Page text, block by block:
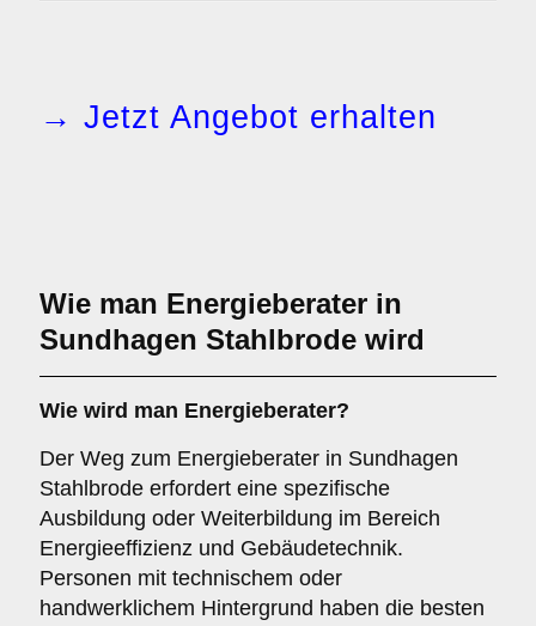
→ Jetzt Angebot erhalten
Wie man Energieberater in
Sundhagen Stahlbrode wird
Wie wird man Energieberater?
Der Weg zum Energieberater in Sundhagen
Stahlbrode erfordert eine spezifische
Ausbildung oder Weiterbildung im Bereich
Energieeffizienz und Gebäudetechnik.
Personen mit technischem oder
handwerklichem Hintergrund haben die besten